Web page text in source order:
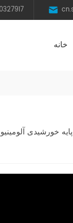
خانه
پایه خورشیدی